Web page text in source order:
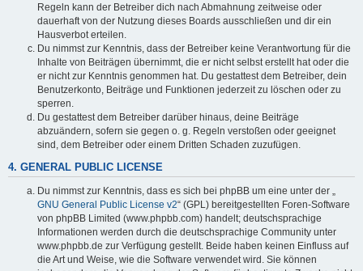
Regeln kann der Betreiber dich nach Abmahnung zeitweise oder
dauerhaft von der Nutzung dieses Boards ausschließen und dir ein
Hausverbot erteilen.
Du nimmst zur Kenntnis, dass der Betreiber keine Verantwortung für die
Inhalte von Beiträgen übernimmt, die er nicht selbst erstellt hat oder die
er nicht zur Kenntnis genommen hat. Du gestattest dem Betreiber, dein
Benutzerkonto, Beiträge und Funktionen jederzeit zu löschen oder zu
sperren.
Du gestattest dem Betreiber darüber hinaus, deine Beiträge
abzuändern, sofern sie gegen o. g. Regeln verstoßen oder geeignet
sind, dem Betreiber oder einem Dritten Schaden zuzufügen.
4. GENERAL PUBLIC LICENSE
Du nimmst zur Kenntnis, dass es sich bei phpBB um eine unter der „
GNU General Public License v2“ (GPL) bereitgestellten Foren-Software
von phpBB Limited (www.phpbb.com) handelt; deutschsprachige
Informationen werden durch die deutschsprachige Community unter
www.phpbb.de zur Verfügung gestellt. Beide haben keinen Einfluss auf
die Art und Weise, wie die Software verwendet wird. Sie können